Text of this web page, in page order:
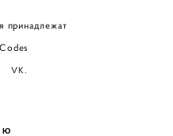
принадлежат
VK.